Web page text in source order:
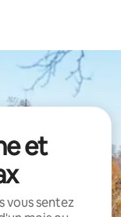
et
vous sentez